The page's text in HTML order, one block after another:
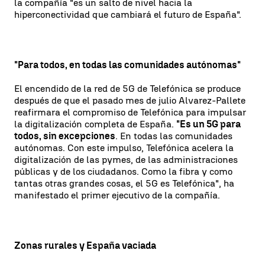
la compañía "es un salto de nivel hacia la
hiperconectividad que cambiará el futuro de España".
"Para todos, en todas las comunidades autónomas"
El encendido de la red de 5G de Telefónica se produce
después de que el pasado mes de julio Alvarez-Pallete
reafirmara el compromiso de Telefónica para impulsar
la digitalización completa de España. "Es un 5G para
todos, sin excepciones. En todas las comunidades
autónomas. Con este impulso, Telefónica acelera la
digitalización de las pymes, de las administraciones
públicas y de los ciudadanos. Como la fibra y como
tantas otras grandes cosas, el 5G es Telefónica", ha
manifestado el primer ejecutivo de la compañía.
Zonas rurales y España vaciada